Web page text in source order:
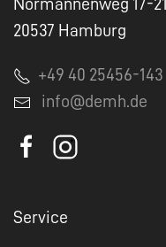
Normannenweg 17-21
20537 Hamburg
+49 40 25456-143
info@demh.de
Service